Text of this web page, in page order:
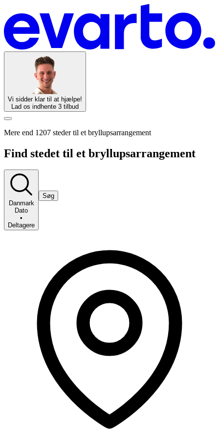
Vi sidder klar til at hjælpe!
Lad os indhente 3 tilbud
Mere end 1207 steder til et bryllupsarrangement
Find stedet til et bryllupsarrangement
Danmark
Dato
•
Deltagere
Søg